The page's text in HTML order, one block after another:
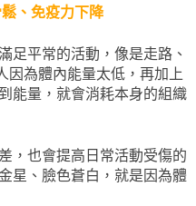
、免疫力下降
足平常的活動，像是走路、
因為體內能量太低，再加上
能量，就會消耗本身的組織
，也會提高日常活動受傷的
星、臉色蒼白，就是因為體